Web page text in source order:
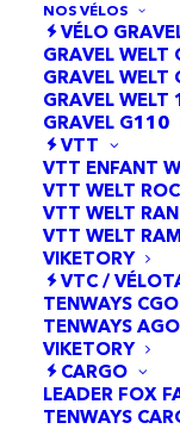
NOS VÉLOS
VÉLO
GRAVEL WELT
GRAVEL WELT
GRAVEL WELT
GRAVEL G110
VTT
VTT ENFANT
VTT WELT
VTT WELT
VTT WELT
VIKETORY
VTC /
TENWAYS
TENWAYS
VIKETORY
CARGO
LEADER FOX
TENWAYS